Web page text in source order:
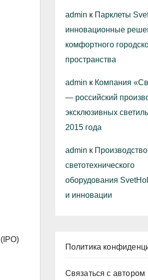
admin к Парклеты
инновационные
комфортного
пространства
admin к Компания
— российский
эксклюзивных
2015 года
admin к Производство
светотехнического
оборудования
и инновации
Политика
Связаться с автором